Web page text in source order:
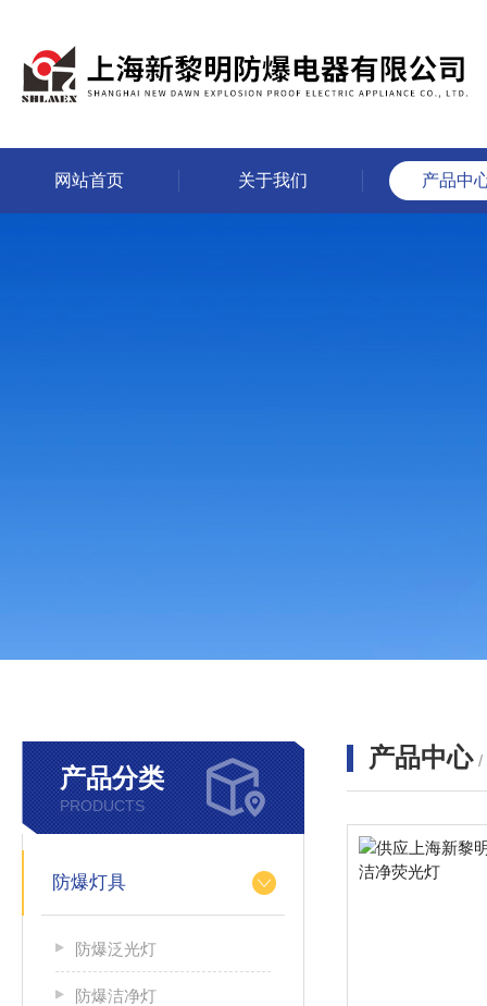
网站首页 关于我们 产品中
产品分类
PRODUCTS
防爆灯具
防爆泛光灯
防爆洁净灯
产品中心 /